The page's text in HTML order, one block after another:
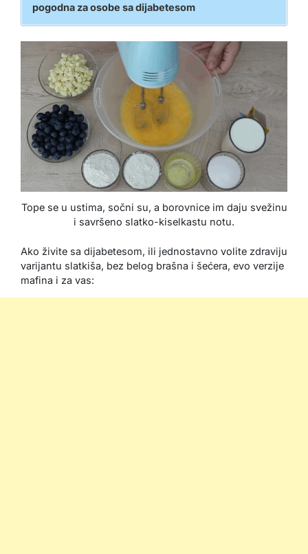
pogodna za osobe sa dijabetesom
Tope se u ustima, sočni su, a borovnice im daju svežinu
i savršeno slatko-kiselkastu notu.
Ako živite sa dijabetesom, ili jednostavno volite zdraviju
varijantu slatkiša, bez belog brašna i šećera, evo verzije
mafina i za vas: